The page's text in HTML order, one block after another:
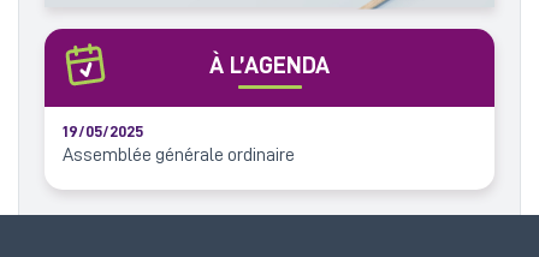
À L’AGENDA
19/05/2025
Assemblée générale ordinaire